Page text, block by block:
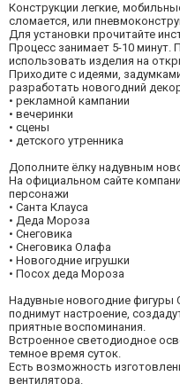
Конструкции легкие,
сломается, или
Для установки прочитайте
Процесс занимает 5-10
использовать изделия на
Приходите с идеями,
разработать новогодний
• рекламной кампании
• вечеринки
• сцены
• детского утренника
Дополните ёлку надувным
На официальном сайте
персонажи
• Санта Клауса
• Деда Мороза
• Снеговика
• Снеговика Олафа
• Новогодние игрушки
• Посох деда Мороза
Надувные новогодние фигуры
поднимут настроение,
приятные воспоминания.
Встроенное светодиодное
темное время суток.
Есть возможность
вентилятора.